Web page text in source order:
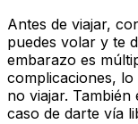
Antes de viajar,
puedes volar y te
embarazo es
complicaciones,
no viajar.
caso de darte vía